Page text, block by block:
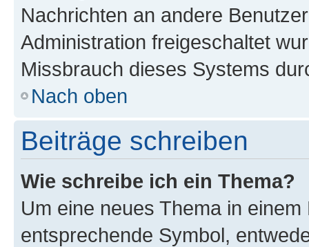
Nachrichten an andere
Administration freigeschaltet
Missbrauch dieses Systems
Nach oben
Beiträge schreiben
Wie schreibe ich ein Thema?
Um eine neues Thema in
entsprechende Symbol,